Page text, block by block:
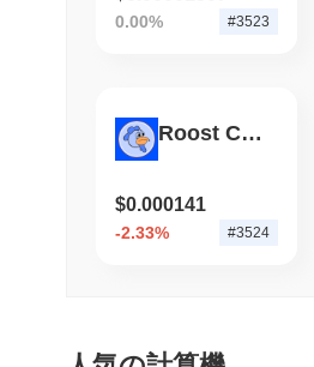
0.00% #3523
Roost Coin
$0.000141
-2.33% #3524